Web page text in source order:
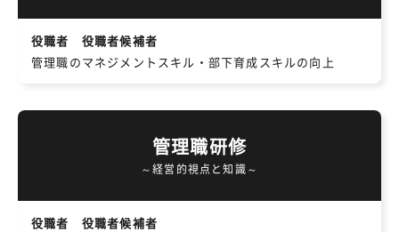
役職者 役職者候補者
管理職のマネジメントスキル・部下育成スキルの向上
管理職研修
～経営的視点と知識～
役職者 役職者候補者